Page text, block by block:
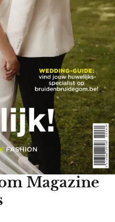
Magazine